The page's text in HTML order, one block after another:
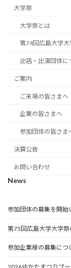
大学祭
大学祭とは
第74回広島大学大
出店・出演団体
ご案内
ご来場の皆さまへ
企業の皆さまへ
参加団体の皆さま
決算公告
お問い合わせ
News
参加団体の募集を開始
第75回広島大学大学
参加企業様の募集につ